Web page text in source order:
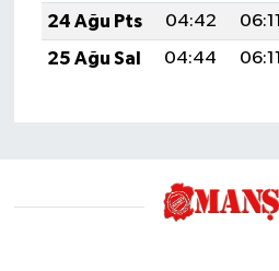
24 Ağu Pts
04:42 06:11
25 Ağu Sal
04:44 06:11